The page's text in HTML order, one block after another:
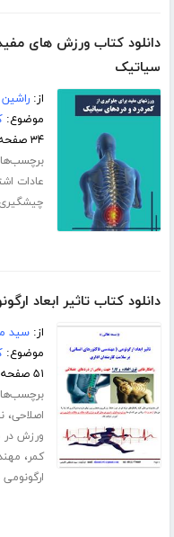
دانلود کتاب ورزش های
سیاتیک
از:
موضوع:
۳۴ صفحه
عادات
دانلود کتاب تاثیر ابعاد
از:سید
موضوع:
۵۱ صفحه
اصلاحی،
ورزش در
کمر،